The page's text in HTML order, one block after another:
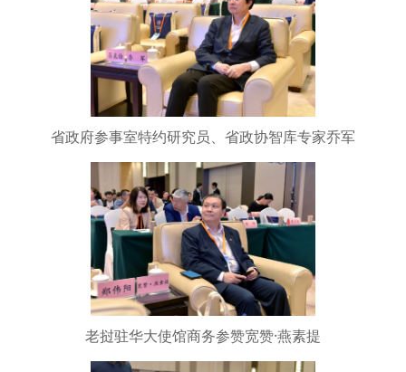
省政府参事室特约研究员、省政协智库专家乔军
老挝驻华大使馆商务参赞宽赞·燕素提